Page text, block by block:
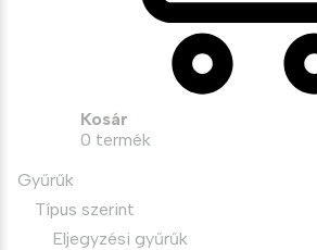
Kosár
0 termék
Gyűrűk
Típus szerint
Eljegyzési gyűrűk